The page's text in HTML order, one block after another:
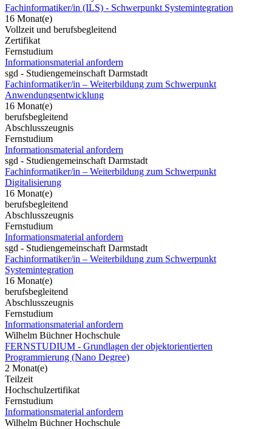
Fachinformatiker/in (ILS) - Schwerpunkt Systemintegration
16 Monat(e)
Vollzeit und berufsbegleitend
Zertifikat
Fernstudium
Informationsmaterial anfordern
sgd - Studiengemeinschaft Darmstadt
Fachinformatiker/in – Weiterbildung zum Schwerpunkt
Anwendungsentwicklung
16 Monat(e)
berufsbegleitend
Abschlusszeugnis
Fernstudium
Informationsmaterial anfordern
sgd - Studiengemeinschaft Darmstadt
Fachinformatiker/in – Weiterbildung zum Schwerpunkt
Digitalisierung
16 Monat(e)
berufsbegleitend
Abschlusszeugnis
Fernstudium
Informationsmaterial anfordern
sgd - Studiengemeinschaft Darmstadt
Fachinformatiker/in – Weiterbildung zum Schwerpunkt
Systemintegration
16 Monat(e)
berufsbegleitend
Abschlusszeugnis
Fernstudium
Informationsmaterial anfordern
Wilhelm Büchner Hochschule
FERNSTUDIUM - Grundlagen der objektorientierten
Programmierung (Nano Degree)
2 Monat(e)
Teilzeit
Hochschulzertifikat
Fernstudium
Informationsmaterial anfordern
Wilhelm Büchner Hochschule